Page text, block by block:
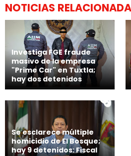
NOTICIAS
Investiga FGE fraude
masivo de la empresa
"Prime Car" en Tuxtla;
hay dos detenidos
Se esclarece múltiple
homicidio de El Bosque;
hay 9 detenidos: Fiscal